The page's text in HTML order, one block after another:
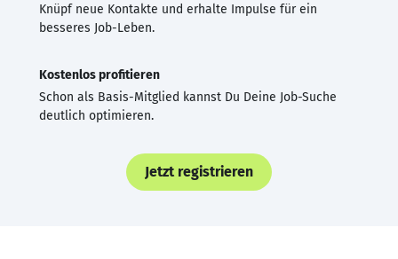
Knüpf neue Kontakte und erhalte Impulse für ein
besseres Job-Leben.
Kostenlos profitieren
Schon als Basis-Mitglied kannst Du Deine Job-Suche
deutlich optimieren.
Jetzt registrieren